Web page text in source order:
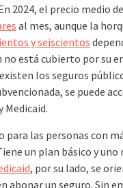
2024, el precio medio
al mes, aunque la
y seiscientos
no está cubierto por su
los seguros
se puede
Medicaid.
para las personas con
un plan básico y
, por su lado, se
abonar un seguro. Sin